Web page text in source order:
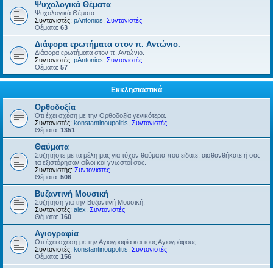
Ψυχολογικά Θέματα
Ψυχολογικά Θέματα
Συντονιστές: pAntonios Συντονιστές
Θέματα: 63
Διάφορα ερωτήματα στον π. Αντώνιο.
Διάφορα ερωτήματα στον π. Αντώνιο.
Συντονιστές: pAntonios Συντονιστές
Θέματα: 57
Εκκλησιαστικά
Ορθοδοξία
Ότι έχει σχέση με την Ορθοδοξία γενικότερα.
Συντονιστές: konstantinoupolitis Συντονιστές
Θέματα: 1351
Θαύματα
Συζητήστε με τα μέλη μας για τύχον θαύματα που είδατε, αισθανθήκατε ή σας
τα εξιστόρησαν φίλοι και γνωστοί σας.
Συντονιστής: Συντονιστές
Θέματα: 506
Βυζαντινή Μουσική
Συζήτηση για την Βυζαντινή Μουσική.
Συντονιστές: alex Συντονιστές
Θέματα: 160
Αγιογραφία
Οτι έχει σχέση με την Αγιογραφία και τους Αγιογράφους.
Συντονιστές: konstantinoupolitis Συντονιστές
Θέματα: 156